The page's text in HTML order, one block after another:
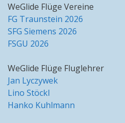
WeGlide Flüge Vereine
FG Traunstein 2026
SFG Siemens 2026
FSGU 2026
WeGlide Flüge Fluglehrer
Jan Lyczywek
Lino Stöckl
Hanko Kuhlmann